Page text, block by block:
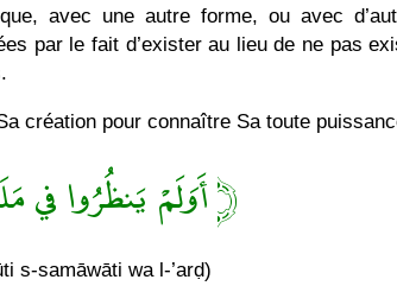
avec une autre forme, ou avec
par le fait d’exister au lieu de ne pas
création pour connaître Sa toute
﴿ أَوَلَمْ يَنظُرُوا
s-samāwāti wa l-’arḍ)